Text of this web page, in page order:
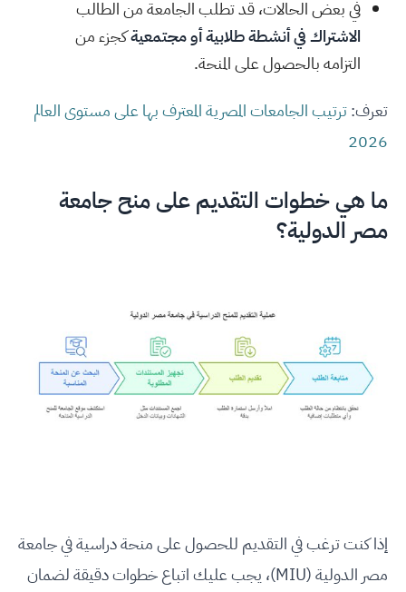
في بعض الحالات، قد تطلب الجامعة من الطالب
الاشتراك في أنشطة طلابية أو مجتمعيةكجزء من
التزامه بالحصول على المنحة.
تعرف:ترتيب الجامعات المصرية المعترف بها على مستوى العالم
2026
ما هي خطوات التقديم على منح جامعة
مصر الدولية؟
إذا كنت ترغب في التقديم للحصول على منحة دراسية في جامعة
مصر الدولية (MIU)، يجب عليك اتباع خطوات دقيقة لضمان